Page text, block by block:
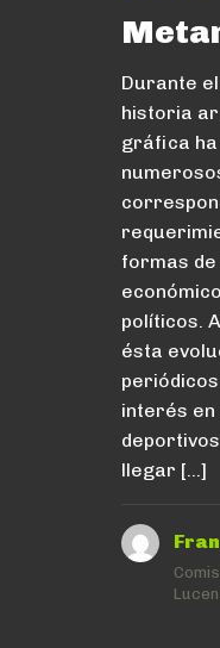
Durante
historia
gráfica
formas de
políticos.
ésta
interés
llegar […]